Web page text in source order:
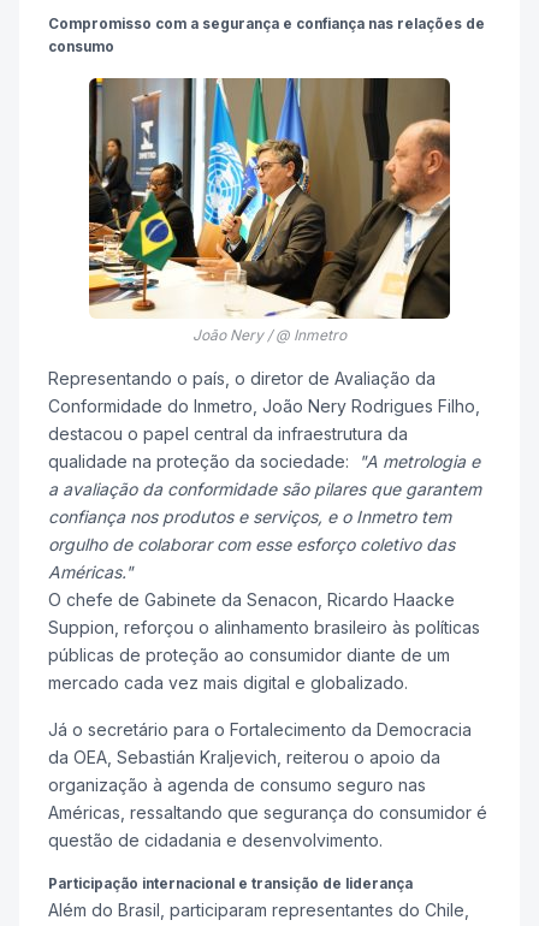
Compromisso com a segurança e confiança nas relações de
consumo
João Nery / @ Inmetro
Representando o país, o diretor de Avaliação da
Conformidade do Inmetro, João Nery Rodrigues Filho,
destacou o papel central da infraestrutura da
qualidade na proteção da sociedade:
"A metrologia e
a avaliação da conformidade são pilares que garantem
confiança nos produtos e serviços, e o Inmetro tem
orgulho de colaborar com esse esforço coletivo das
Américas."
O chefe de Gabinete da Senacon, Ricardo Haacke
Suppion, reforçou o alinhamento brasileiro às políticas
públicas de proteção ao consumidor diante de um
mercado cada vez mais digital e globalizado.
Já o secretário para o Fortalecimento da Democracia
da OEA, Sebastián Kraljevich, reiterou o apoio da
organização à agenda de consumo seguro nas
Américas, ressaltando que segurança do consumidor é
questão de cidadania e desenvolvimento.
Participação internacional e transição de liderança
Além do Brasil, participaram representantes do Chile,